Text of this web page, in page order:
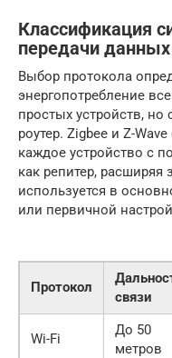
Классификация
передачи данных
Выбор протокола
энергопотребление
простых устройств,
роутер. Zigbee и Z-
каждое устройство с
как репитер,
используется в
или первичной
Протокол
связи
Wi-Fi
До 50
метров